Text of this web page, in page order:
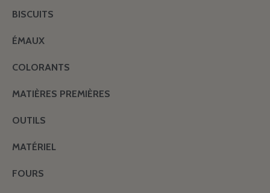
BISCUITS
ÉMAUX
COLORANTS
MATIÈRES PREMIÈRES
OUTILS
MATÉRIEL
FOURS